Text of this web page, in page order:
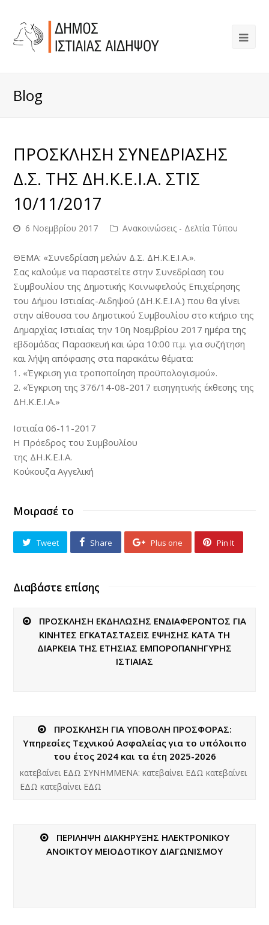
Blog
ΠΡΟΣΚΛΗΣΗ ΣΥΝΕΔΡΙΑΣΗΣ
Δ.Σ. ΤΗΣ ΔΗ.Κ.Ε.Ι.Α. ΣΤΙΣ
10/11/2017
6 Νοεμβρίου 2017 Ανακοινώσεις - Δελτία Τύπου
ΘΕΜΑ: «Συνεδρίαση μελών Δ.Σ. ΔΗ.Κ.Ε.Ι.Α.».
Σας καλούμε να παραστείτε στην Συνεδρίαση του
Συμβουλίου της Δημοτικής Κοινωφελούς Επιχείρησης
του Δήμου Ιστιαίας-Αιδηψού (ΔΗ.Κ.Ε.Ι.Α.) που θα γίνει
στην αίθουσα του Δημοτικού Συμβουλίου στο κτήριο της
Δημαρχίας Ιστιαίας την 10η Νοεμβρίου 2017 ημέρα της
εβδομάδας Παρασκευή και ώρα 10:00 π.μ. για συζήτηση
και λήψη απόφασης στα παρακάτω θέματα:
1. «Έγκριση για τροποποίηση προϋπολογισμού».
2. «Έγκριση της 376/14-08-2017 εισηγητικής έκθεσης της
ΔΗ.Κ.Ε.Ι.Α.»
Ιστιαία 06-11-2017
Η Πρόεδρος του Συμβουλίου
της ΔΗ.Κ.Ε.Ι.Α.
Κούκουζα Αγγελική
Μοιρασέ το
Tweet Share Plus one Pin It
Διαβάστε επίσης
ΠΡΟΣΚΛΗΣΗ ΕΚΔΗΛΩΣΗΣ ΕΝΔΙΑΦΕΡΟΝΤΟΣ ΓΙΑ
ΚΙΝΗΤΕΣ ΕΓΚΑΤΑΣΤΑΣΕΙΣ ΕΨΗΣΗΣ ΚΑΤΑ ΤΗ
ΔΙΑΡΚΕΙΑ ΤΗΣ ΕΤΗΣΙΑΣ ΕΜΠΟΡΟΠΑΝΗΓΥΡΗΣ
ΙΣΤΙΑΙΑΣ
ΠΡΟΣΚΛΗΣΗ ΓΙΑ ΥΠΟΒΟΛΗ ΠΡΟΣΦΟΡΑΣ:
Υπηρεσίες Τεχνικού Ασφαλείας για το υπόλοιπο
του έτος 2024 και τα έτη 2025-2026
κατεβαίνει ΕΔΩ ΣΥΝΗΜΜΕΝΑ: κατεβαίνει ΕΔΩ κατεβαίνει
ΕΔΩ κατεβαίνει ΕΔΩ
ΠΕΡΙΛΗΨΗ ΔΙΑΚΗΡΥΞΗΣ ΗΛΕΚΤΡΟΝΙΚΟΥ
ΑΝΟΙΚΤΟΥ ΜΕΙΟΔΟΤΙΚΟΥ ΔΙΑΓΩΝΙΣΜΟΥ